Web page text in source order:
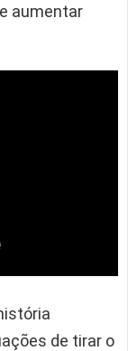
aumentar
de tirar o